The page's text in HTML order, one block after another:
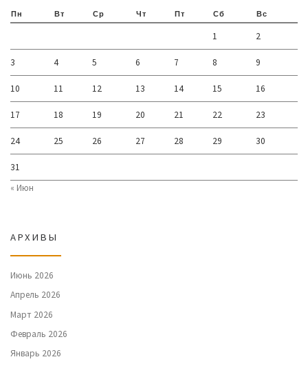
Пн Вт Ср Чт Пт Сб Вс
1 2
3 4 5 6 7 8 9
10 11 12 13 14 15 16
17 18 19 20 21 22 23
24 25 26 27 28 29 30
31
« Июн
АРХИВЫ
Июнь 2026
Апрель 2026
Март 2026
Февраль 2026
Январь 2026